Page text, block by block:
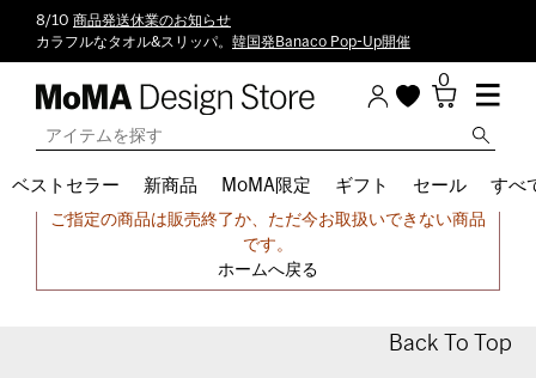
8/10 商品発送休業のお知らせ
カラフルなタオル&スリッパ。 韓国発Banaco Pop-Up開催
0
ベストセラー 新商品 MoMA限定 ギフト セール すべ
申し訳ございません。
ご指定の商品は販売終了か、ただ今お取扱いできない商品
です。
ホームへ戻る
Back To Top